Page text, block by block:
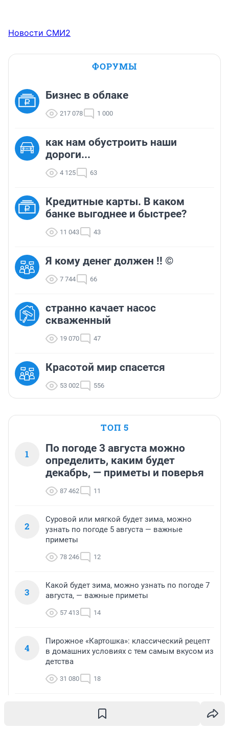
Новости СМИ2
ФОРУМЫ
Бизнес в облаке
217 078 1 000
как нам обустроить наши
дороги...
4 125 63
Кредитные карты. В каком
банке выгоднее и быстрее?
11 043 43
Я кому денег должен !! ©
7 744 66
странно качает насос
скваженный
19 070 47
Красотой мир спасется
53 002 556
ТОП 5
1
По погоде 3 августа можно
определить, каким будет
декабрь, — приметы и поверья
87 462 11
2
Суровой или мягкой будет зима, можно
узнать по погоде 5 августа — важные
приметы
78 246 12
3
Какой будет зима, можно узнать по погоде 7
августа, — важные приметы
57 413 14
4
Пирожное «Картошка»: классический рецепт
в домашних условиях с тем самым вкусом из
детства
31 080 18
Кормить раз в месяц. Чем хищным или
необычным украсить квартиру — смотрим